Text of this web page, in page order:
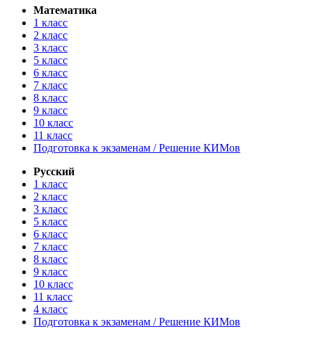
Математика
1 класс
2 класс
3 класс
5 класс
6 класс
7 класс
8 класс
9 класс
10 класс
11 класс
Подготовка к экзаменам / Решение КИМов
Русский
1 класс
2 класс
3 класс
5 класс
6 класс
7 класс
8 класс
9 класс
10 класс
11 класс
4 класс
Подготовка к экзаменам / Решение КИМов